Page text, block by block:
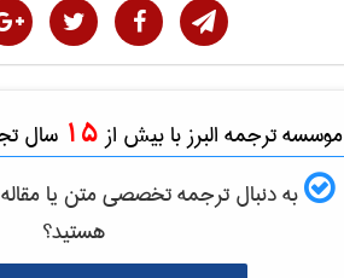
موسسه ترجمه البرز با بیش از 15 سال
به دنبال ترجمه تخصصی متن یا مقاله
هستید؟